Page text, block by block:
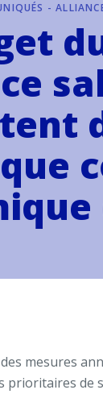
-
des mesures
prioritaires